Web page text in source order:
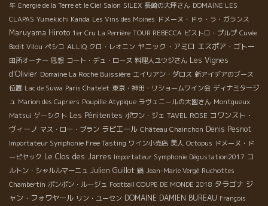
年 Energie de la Terre et le Ciel Salon SILEX 長崎の大坪さん DOMAINE LES
CLAPAS Yumekichi Kanda Les Vins des Moines ドメーヌ・ドゥ・ラ・ガランス
Maruyama Hiroto 1er Cru La Perrière TOUR REBECCA ビストロ・プルプ Cuvée
Bedit Vilou ペシコ ALLIQ クロ・レオニン ヤニック・アミロ エスポア・ゴトー
田所オーナー 思想 コート・デュ・ローヌ 料理人ユウジさん Les Vignes
d'Olivier Domaine La Roche Buissière エイリアン・ダロス 新アイデアのブース
位置 Lac de Suwa Paris Chatelet 東京・神田・リショームワイン会 ディナミタージ
ュ Marion des Capriers Poupille Atypique ラヴェニールの大園さん Montgueux
Matsui ゲーシクト Les Pénitentes ポワン・ジェ TAVEL ROSE コワンスト・
ヴィーノ マス・ロー・ブラン ラピエール Château Chainchon Denis Pesnot
Importateur Symphonie Free Tasting ワイン小売店 美人 Octopus ドメーヌ・ド
ーピヤック Le Clos des Jarres Importateur Symphonie Dégustation2017 コ
ルトン・シャルルマーニュ Julien Guillot 鍋 Jean-Marie Vergé Ruchottes
Chambertin ポンポン・ルージュ Football COUPE DE MONDE 2018 タラゴナ ジ
ャン・フォワヤール リン・ユーセン DOMAINE DAMIEN BUREAU François